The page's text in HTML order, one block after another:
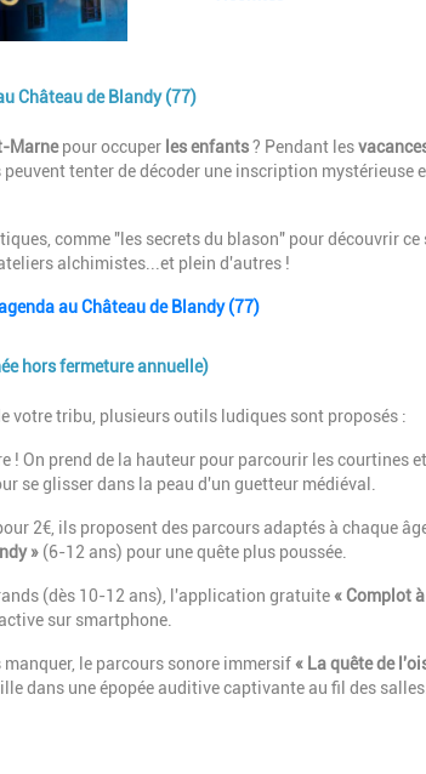
Château de Blandy (77)
Marnepour occuper les enfants? Pendant les
tenter de décoder une inscription mystérieuse
comme "les secrets du blason" pour découvrir
alchimistes...et plein d'autres !
au Château de Blandy (77)
hors fermeture annuelle)
votre tribu, plusieurs outils ludiques sont proposés :
! On prend de la hauteur pour parcourir les courtines
se glisser dans la peau d'un guetteur médiéval.
2€, ils proposent des parcours adaptés à chaque
» (6-12 ans) pour une quête plus poussée.
(dès 10-12 ans), l'application gratuite« Complot
sur smartphone.
manquer, le parcours sonore immersif« La quête de
dans une épopée auditive captivante au fil des salles.